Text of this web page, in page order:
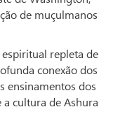
de muçulmanos
repleta de
conexão dos
ensinamentos dos
a cultura de Ashura